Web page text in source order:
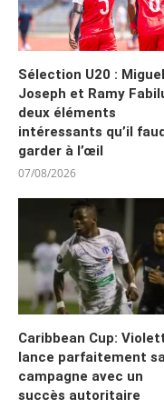
Sélection U20 : Miguel
Joseph et Ramy
deux éléments
intéressants qu’il
garder à l’œil
07/08/2026
Caribbean Cup:
lance parfaitement
campagne avec un
succès autoritaire